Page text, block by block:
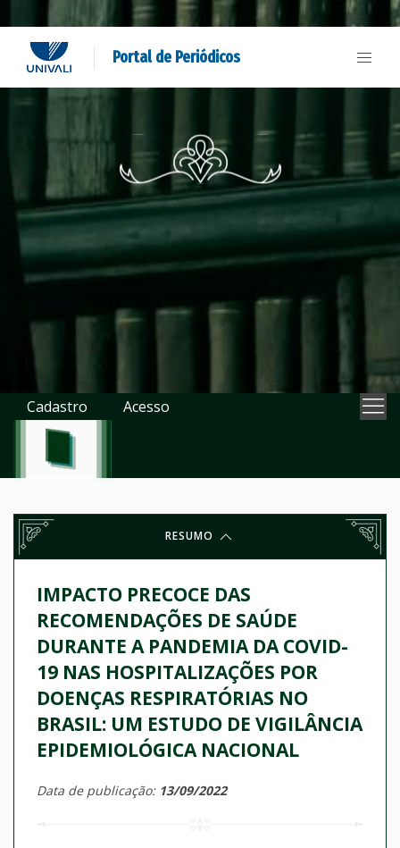
Portal de Periódicos
Cadastro Acesso
RESUMO
IMPACTO PRECOCE DAS
RECOMENDAÇÕES DE SAÚDE
DURANTE A PANDEMIA DA COVID-
19 NAS HOSPITALIZAÇÕES POR
DOENÇAS RESPIRATÓRIAS NO
BRASIL: UM ESTUDO DE VIGILÂNCIA
EPIDEMIOLÓGICA NACIONAL
Data de publicação: 13/09/2022